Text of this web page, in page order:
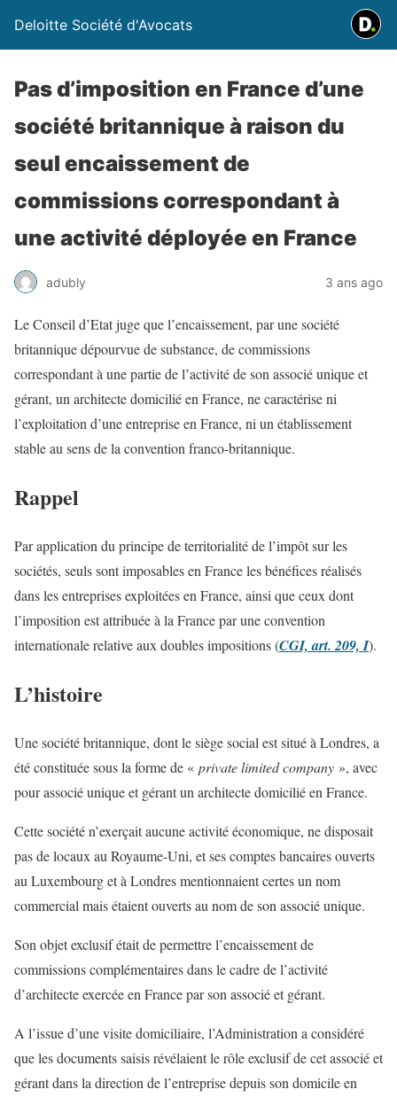
Deloitte Société d'Avocats
Pas d’imposition en France d’une
société britannique à raison du
seul encaissement de
commissions correspondant à
une activité déployée en France
adubly 3 ans ago
Le Conseil d’Etat juge que l’encaissement, par une société
britannique dépourvue de substance, de commissions
correspondant à une partie de l’activité de son associé unique et
gérant, un architecte domicilié en France, ne caractérise ni
l’exploitation d’une entreprise en France, ni un établissement
stable au sens de la convention franco-britannique.
Rappel
Par application du principe de territorialité de l’impôt sur les
sociétés, seuls sont imposables en France les bénéfices réalisés
dans les entreprises exploitées en France, ainsi que ceux dont
l’imposition est attribuée à la France par une convention
internationale relative aux doubles impositions (CGI, art. 209, I).
L’histoire
Une société britannique, dont le siège social est situé à Londres, a
été constituée sous la forme de « private limited company », avec
pour associé unique et gérant un architecte domicilié en France.
Cette société n’exerçait aucune activité économique, ne disposait
pas de locaux au Royaume-Uni, et ses comptes bancaires ouverts
au Luxembourg et à Londres mentionnaient certes un nom
commercial mais étaient ouverts au nom de son associé unique.
Son objet exclusif était de permettre l’encaissement de
commissions complémentaires dans le cadre de l’activité
d’architecte exercée en France par son associé et gérant.
A l’issue d’une visite domiciliaire, l’Administration a considéré
que les documents saisis révélaient le rôle exclusif de cet associé et
gérant dans la direction de l’entreprise depuis son domicile en